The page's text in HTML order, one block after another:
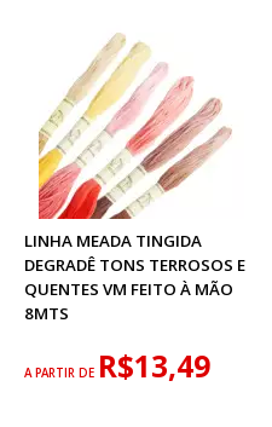
LINHA MEADA TINGIDA
DEGRADÊ TONS TERROSOS E
QUENTES VM FEITO À MÃO
8MTS
A PARTIR DE R$13,49